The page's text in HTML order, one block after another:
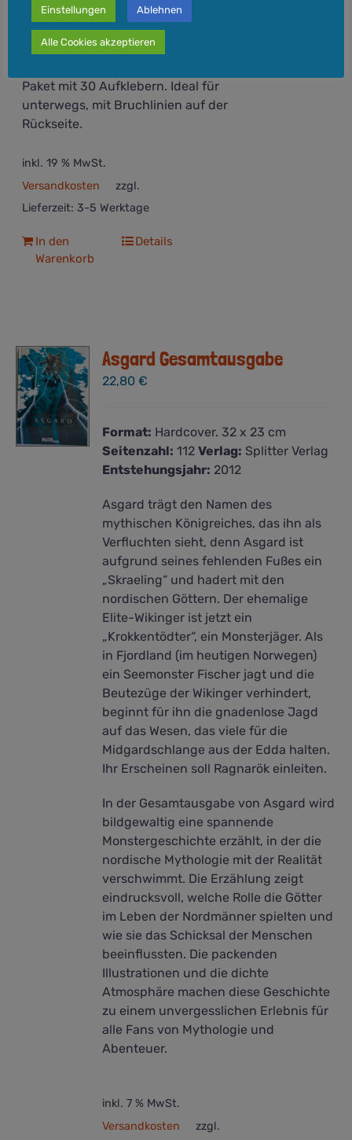
Der aktuelle Zeitgeist als Aufkleber. Es
ist Wahnsinn, aber tatsächlich ihr
Paket mit 30 Aufklebern. Ideal für
unterwegs, mit Bruchlinien auf der
Rückseite.
inkl. 19 % MwSt.
zzgl.
Versandkosten
Lieferzeit: 3-5 Werktage
In den
Warenkorb
Details
Asgard Gesamtausgabe
22,80€
Format: Hardcover. 32 x 23 cm
Seitenzahl: 112Verlag: Splitter Verlag
Entstehungsjahr: 2012
Asgard trägt den Namen des
mythischen Königreiches, das ihn als
Verfluchten sieht, denn Asgard ist
aufgrund seines fehlenden Fußes ein
„Skraeling“ und hadert mit den
nordischen Göttern. Der ehemalige
Elite-Wikinger ist jetzt ein
„Krokkentödter“, ein Monsterjäger. Als
in Fjordland (im heutigen Norwegen)
ein Seemonster Fischer jagt und die
Beutezüge der Wikinger verhindert,
beginnt für ihn die gnadenlose Jagd
auf das Wesen, das viele für die
Midgardschlange aus der Edda halten.
Ihr Erscheinen soll Ragnarök einleiten.
In der Gesamtausgabe von Asgard wird
bildgewaltig eine spannende
Monstergeschichte erzählt, in der die
nordische Mythologie mit der Realität
verschwimmt. Die Erzählung zeigt
eindrucksvoll, welche Rolle die Götter
im Leben der Nordmänner spielten und
wie sie das Schicksal der Menschen
beeinflussten. Die packenden
Illustrationen und die dichte
Atmosphäre machen diese Geschichte
zu einem unvergesslichen Erlebnis für
alle Fans von Mythologie und
Abenteuer.
inkl. 7 % MwSt.
zzgl.
Versandkosten
Einstellungen Ablehnen
Alle Cookies akzeptieren